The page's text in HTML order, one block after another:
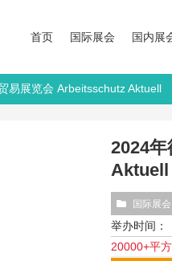
首页 国际展会 国内展
易展览会 Arbeitsschutz Aktuell
2024
Aktuell
国际展会
举办时间：
20000+平